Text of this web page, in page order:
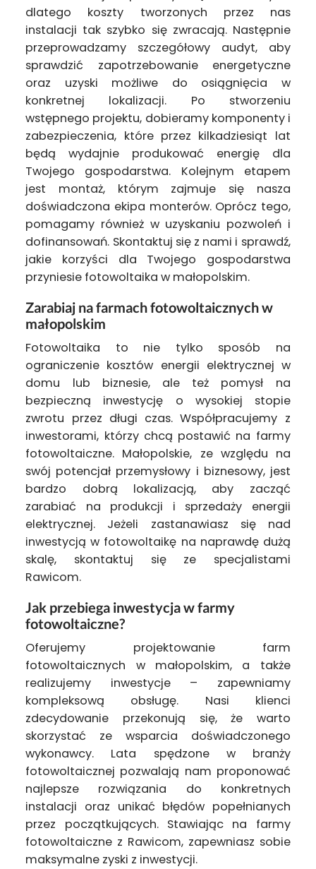
dlatego koszty tworzonych przez nas
instalacji tak szybko się zwracają. Następnie
przeprowadzamy szczegółowy audyt, aby
sprawdzić zapotrzebowanie energetyczne
oraz uzyski możliwe do osiągnięcia w
konkretnej lokalizacji. Po stworzeniu
wstępnego projektu, dobieramy komponenty i
zabezpieczenia, które przez kilkadziesiąt lat
będą wydajnie produkować energię dla
Twojego gospodarstwa. Kolejnym etapem
jest montaż, którym zajmuje się nasza
doświadczona ekipa monterów. Oprócz tego,
pomagamy również w uzyskaniu pozwoleń i
dofinansowań. Skontaktuj się z nami i sprawdź,
jakie korzyści dla Twojego gospodarstwa
przyniesie fotowoltaika w małopolskim.
Zarabiaj na farmach fotowoltaicznych w
małopolskim
Fotowoltaika to nie tylko sposób na
ograniczenie kosztów energii elektrycznej w
domu lub biznesie, ale też pomysł na
bezpieczną inwestycję o wysokiej stopie
zwrotu przez długi czas. Współpracujemy z
inwestorami, którzy chcą postawić na farmy
fotowoltaiczne. Małopolskie, ze względu na
swój potencjał przemysłowy i biznesowy, jest
bardzo dobrą lokalizacją, aby zacząć
zarabiać na produkcji i sprzedaży energii
elektrycznej. Jeżeli zastanawiasz się nad
inwestycją w fotowoltaikę na naprawdę dużą
skalę, skontaktuj się ze specjalistami
Rawicom.
Jak przebiega inwestycja w farmy
fotowoltaiczne?
Oferujemy projektowanie farm
fotowoltaicznych w małopolskim, a także
realizujemy inwestycje – zapewniamy
kompleksową obsługę. Nasi klienci
zdecydowanie przekonują się, że warto
skorzystać ze wsparcia doświadczonego
wykonawcy. Lata spędzone w branży
fotowoltaicznej pozwalają nam proponować
najlepsze rozwiązania do konkretnych
instalacji oraz unikać błędów popełnianych
przez początkujących. Stawiając na farmy
fotowoltaiczne z Rawicom, zapewniasz sobie
maksymalne zyski z inwestycji.